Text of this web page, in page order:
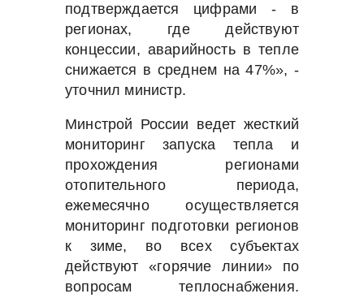
подтверждается цифрами - в
регионах, где действуют
концессии, аварийность в тепле
снижается в среднем на 47%», -
уточнил министр.
Минстрой России ведет жесткий
мониторинг запуска тепла и
прохождения регионами
отопительного периода,
ежемесячно осуществляется
мониторинг подготовки регионов
к зиме, во всех субъектах
действуют «горячие линии» по
вопросам теплоснабжения.